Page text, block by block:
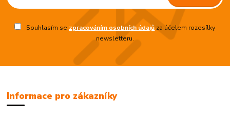
Souhlasím se zpracováním osobních údajůza účelem rozesílky
newsletteru.
Informace pro zákazníky